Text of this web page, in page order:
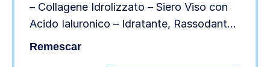
– Collagene Idrolizzato – Siero Viso con
Acido Ialuronico – Idratante, Rassodante,
Anti Età – Tecnologia Microbioma –
Remescar